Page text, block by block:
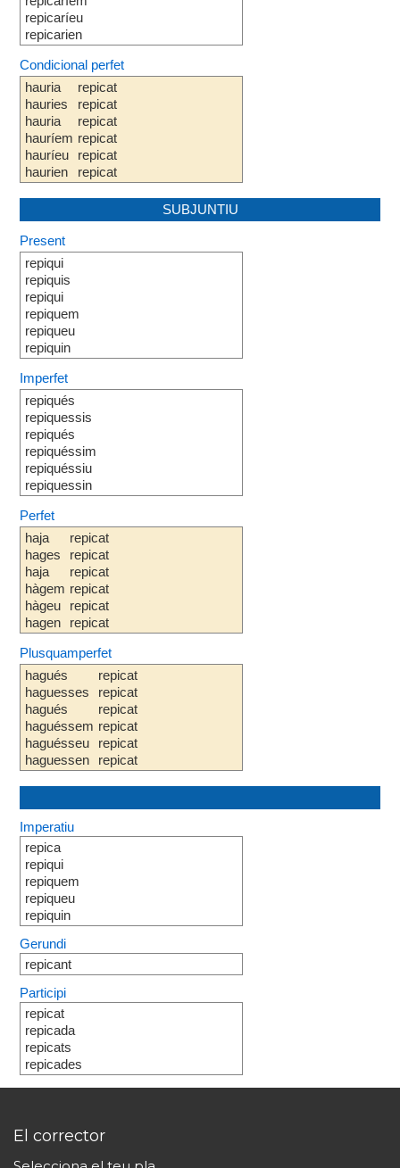
repicaríeu
repicarien
Condicional perfet
hauria
hauries
hauria
hauríem
hauríeu
haurien
repicat
repicat
repicat
repicat
repicat
repicat
SUBJUNTIU
Present
repiqui
repiquis
repiqui
repiquem
repiqueu
repiquin
Imperfet
repiqués
repiquessis
repiqués
repiquéssim
repiquéssiu
repiquessin
Perfet
haja
hages
haja
hàgem
hàgeu
hagen
repicat
repicat
repicat
repicat
repicat
repicat
Plusquamperfet
hagués
haguesses
hagués
haguéssem
haguésseu
haguessen
repicat
repicat
repicat
repicat
repicat
repicat
Imperatiu
repica
repiqui
repiquem
repiqueu
repiquin
Gerundi
repicant
Participi
repicat
repicada
repicats
repicades
El corrector